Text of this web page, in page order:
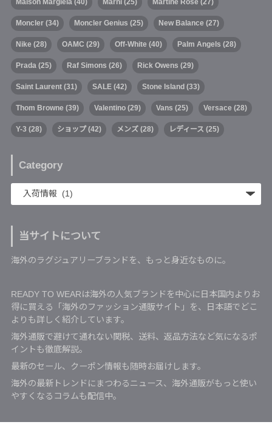
Moncler(34) Moncler Genius (25) New Balance (27)
Nike (28) OAMC (29) Off-White (40) Palm Angels (28)
Prada (25) Raf Simons (26) Rick Owens (29)
Saint Laurent(31) SALE(42) Stone Island(33)
Thom Browne (39) Valentino(29) Vans (25) Versace (28)
Y-3 (28) ショップ(42) メンズ(28) レディース (25)
Category
当サイトについて
海外のラグジュアリーブランドを、もっと身近なものに。
READY TO WEARは海外の人気ブランドを中心に日本国内よりお
得に買える「海外のファッション通販サイト」を、日本語でどこ
よりも詳しく紹介しています。
海外通販で避けて通れない関税、送料、返品方法など気になるポ
イントも徹底解説。
最新のセール、クーポン情報も随時お届けします。
海外の最新トレンドにまつわるニュース、海外通販がもっと使い
やすくなるコラムも配信中。